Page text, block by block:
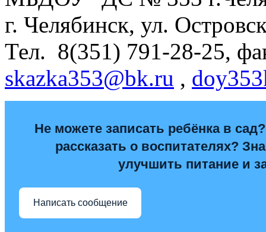
г. Челябинск, ул.
Тел. 8(351) 791-28-25,
skazka353@bk.ru ,
Не можете записать ребёнка в
рассказать о воспитателях?
улучшить питание и
Написать сообщение